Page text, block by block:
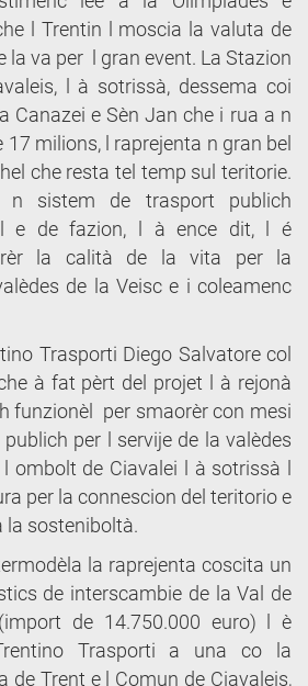
l Trentin l moscia la valuta de
la va per l gran event. La Stazion
l à sotrissà, dessema coi
Canazei e Sèn Jan che i rua a n
milions, l raprejenta n gran bel
che resta tel temp sul teritorie.
n sistem de trasport publich
e de fazion, l à ence dit, l é
la calità de la vita per la
de la Veisc e i coleamenc
Trasporti Diego Salvatore col
à fat pèrt del projet l à rejonà
funzionèl per smaorèr con mesi
per l servije de la valèdes
ombolt de Ciavalei l à sotrissà l
per la connescion del teritorio e
la sosteniboltà.
la raprejenta coscita un
de interscambie de la Val de
de 14.750.000 euro) l è
Trasporti a una co la
de Trent e l Comun de Ciavaleis,